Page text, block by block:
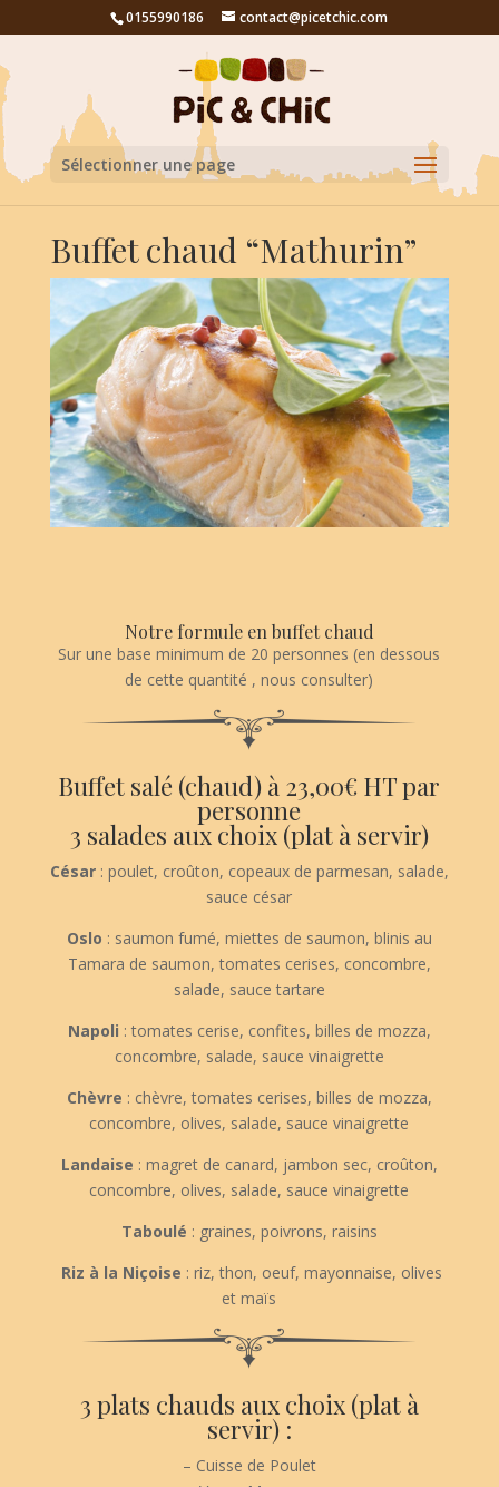
0155990186 contact@picetchic.com
Sélectionner une page
Buffet chaud “Mathurin”
Notre formule en buffet chaud
Sur une base minimum de 20 personnes (en dessous
de cette quantité , nous consulter)
Buffet salé (chaud) à 23,00€ HT par
personne
3 salades aux choix (plat à servir)
César: poulet, croûton, copeaux de parmesan, salade,
sauce césar
Oslo : saumon fumé, miettes de saumon, blinis au
Tamara de saumon, tomates cerises, concombre,
salade, sauce tartare
Napoli : tomates cerise, confites, billes de mozza,
concombre, salade, sauce vinaigrette
Chèvre : chèvre, tomates cerises, billes de mozza,
concombre, olives, salade, sauce vinaigrette
Landaise : magret de canard, jambon sec, croûton,
concombre, olives, salade, sauce vinaigrette
Taboulé : graines, poivrons, raisins
Riz à la Niçoise : riz, thon, oeuf, mayonnaise, olives
et maïs
3 plats chauds aux choix (plat à
servir) :
– Cuisse de Poulet